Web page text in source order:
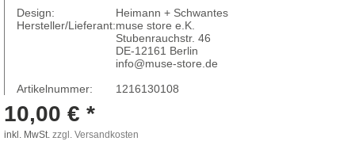
Design:
Heimann + Schwantes
Hersteller/Lieferant:muse store e.K.
Stubenrauchstr. 46
DE-12161 Berlin
info@muse-store.de
Artikelnummer:
1216130108
10,00 € *
inkl. MwSt. zzgl. Versandkosten